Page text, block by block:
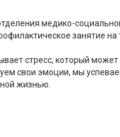
медико-
занятие
стресс, который
свои эмоции, мы
жизнью.